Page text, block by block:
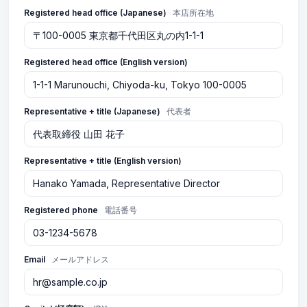
Registered head office (Japanese) 本店所在地
Registered head office (English version)
Representative + title (Japanese) 代表者
Representative + title (English version)
Registered phone 電話番号
Email メールアドレス